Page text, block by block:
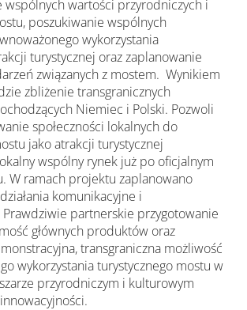
wspólnych wartości przyrodniczych i
poszukiwanie wspólnych
wykorzystania
turystycznej oraz zaplanowanie
związanych z mostem. Wynikiem
zbliżenie transgranicznych
Niemiec i Polski. Pozwoli
społeczności lokalnych do
jako atrakcji turystycznej
wspólny rynek już po oficjalnym
W ramach projektu zaplanowano
komunikacyjne i
partnerskie przygotowanie
głównych produktów oraz
transgraniczna możliwość
wykorzystania turystycznego mostu w
przyrodniczym i kulturowym